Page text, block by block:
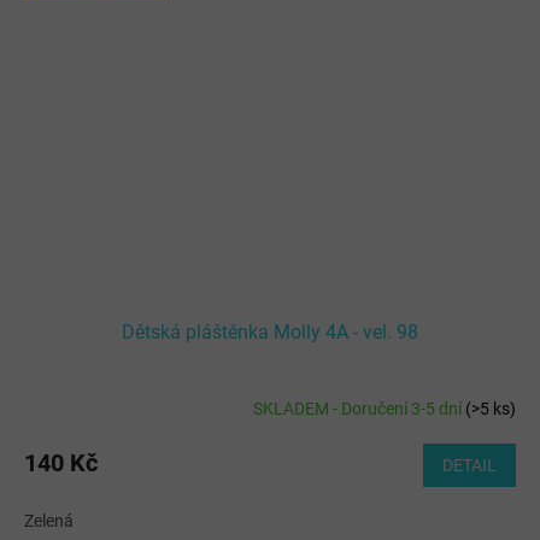
Dětská pláštěnka Molly 4A - vel. 98
SKLADEM - Doručení 3-5 dní(>5 ks)
140 Kč DETAIL
Zelená